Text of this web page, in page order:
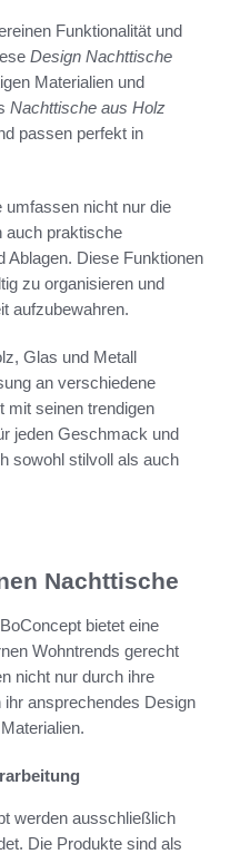
Funktionalität und
Design Nachttische
Materialien und
Nachttische aus Holz
passen perfekt in
umfassen nicht nur die
auch praktische
Ablagen. Diese Funktionen
zu organisieren und
aufzubewahren.
Glas und Metall
an verschiedene
mit seinen trendigen
jeden Geschmack und
sowohl stilvoll als auch
Nachttische
bietet eine
Wohntrends gerecht
nicht nur durch ihre
ansprechendes Design
werden ausschließlich
Die Produkte sind als